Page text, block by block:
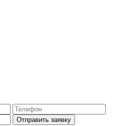
Отправить заявку